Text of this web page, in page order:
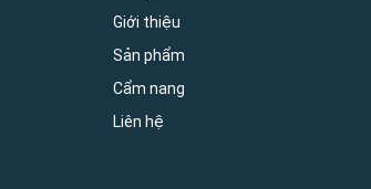
Giới thiệu
Sản phẩm
Cẩm nang
Liên hệ